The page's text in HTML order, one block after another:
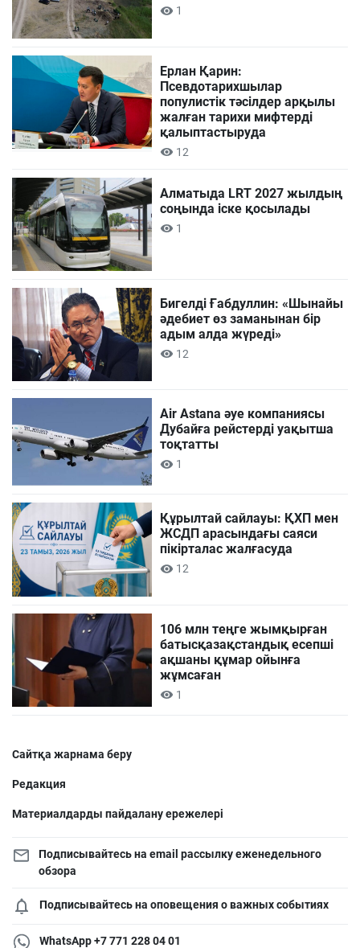
1
Ерлан Қарин:
Псевдотарихшылар
популистік тәсілдер арқылы
жалған тарихи мифтерді
қалыптастыруда
12
Алматыда LRT 2027 жылдың
соңында іске қосылады
1
Бигелді Ғабдуллин: «Шынайы
әдебиет өз заманынан бір
адым алда жүреді»
12
Air Astana әуе компаниясы
Дубайға рейстерді уақытша
тоқтатты
1
Құрылтай сайлауы: ҚХП мен
ЖСДП арасындағы саяси
пікірталас жалғасуда
12
106 млн теңге жымқырған
батысқазақстандық есепші
ақшаны құмар ойынға
жұмсаған
1
Сайтқа жарнама беру
Редакция
Материалдарды пайдалану ережелері
Подписывайтесь на email рассылку еженедельного
обзора
Подписывайтесь на оповещения о важных событиях
WhatsApp +7 771 228 04 01